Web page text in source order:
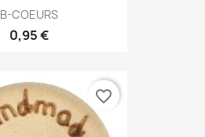
B-COEURS
0,95 €
favorite_border